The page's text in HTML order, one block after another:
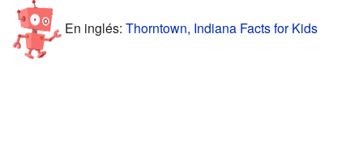
En inglés: Thorntown, Indiana Facts for Kids